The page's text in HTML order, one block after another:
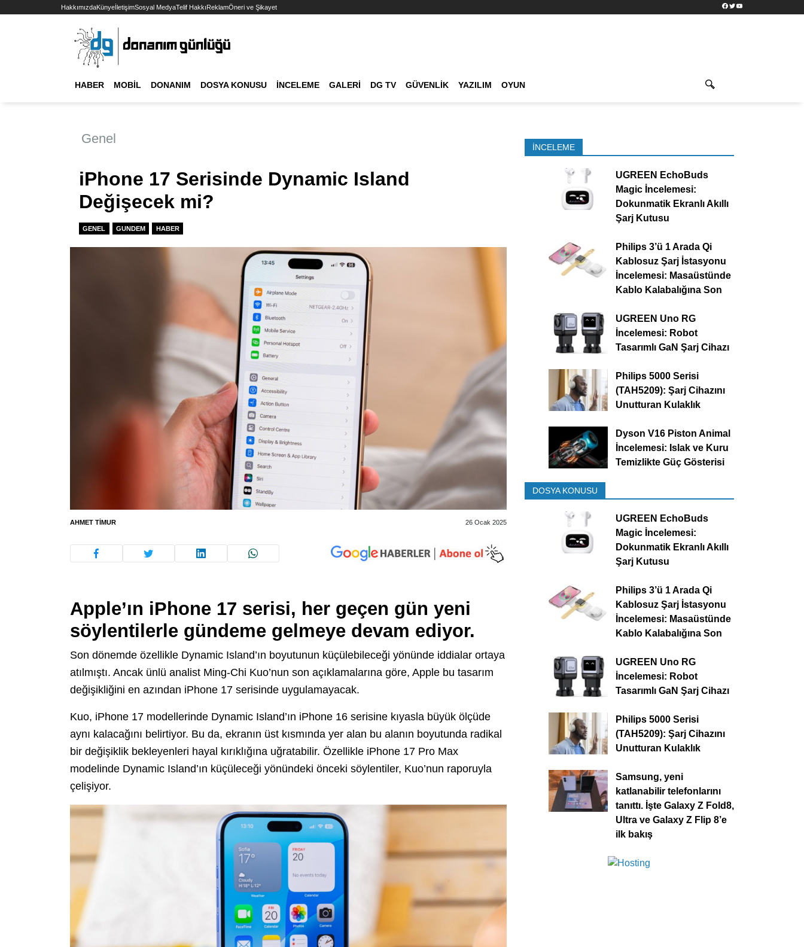
HakkımızdaKünyeİletişimSosyal MedyaTelif HakkıReklamÖneri ve Şikayet Facebook
TwitterYouTube
HABER MOBIL DONANIM DOSYA KONUSU İNCELEME GALERI DG TV GÜVENLIK YAZILIM OYUN
Genel
iPhone 17 Serisinde Dynamic Island
Değişecek mi?
GENEL GUNDEM HABER
AHMET TIMUR 26 Ocak 2025
Apple’ın iPhone 17 serisi, her geçen gün yeni
söylentilerle gündeme gelmeye devam ediyor.
Son dönemde özellikle Dynamic Island’ın boyutunun küçülebileceği yönünde iddialar ortaya
atılmıştı. Ancak ünlü analist Ming-Chi Kuo’nun son açıklamalarına göre, Apple bu tasarım
değişikliğini en azından iPhone 17 serisinde uygulamayacak.
Kuo, iPhone 17 modellerinde Dynamic Island’ın iPhone 16 serisine kıyasla büyük ölçüde
aynı kalacağını belirtiyor. Bu da, ekranın üst kısmında yer alan bu alanın boyutunda radikal
bir değişiklik bekleyenleri hayal kırıklığına uğratabilir. Özellikle iPhone 17 Pro Max
modelinde Dynamic Island’ın küçüleceği yönündeki önceki söylentiler, Kuo’nun raporuyla
çelişiyor.
İNCELEME
UGREEN EchoBuds
Magic İncelemesi:
Dokunmatik Ekranlı Akıllı
Şarj Kutusu
Philips 3’ü 1 Arada Qi
Kablosuz Şarj İstasyonu
İncelemesi: Masaüstünde
Kablo Kalabalığına Son
UGREEN Uno RG
İncelemesi: Robot
Tasarımlı GaN Şarj Cihazı
Philips 5000 Serisi
(TAH5209): Şarj Cihazını
Unutturan Kulaklık
Dyson V16 Piston Animal
İncelemesi: Islak ve Kuru
Temizlikte Güç Gösterisi
DOSYA KONUSU
UGREEN EchoBuds
Magic İncelemesi:
Dokunmatik Ekranlı Akıllı
Şarj Kutusu
Philips 3’ü 1 Arada Qi
Kablosuz Şarj İstasyonu
İncelemesi: Masaüstünde
Kablo Kalabalığına Son
UGREEN Uno RG
İncelemesi: Robot
Tasarımlı GaN Şarj Cihazı
Philips 5000 Serisi
(TAH5209): Şarj Cihazını
Unutturan Kulaklık
Samsung, yeni
katlanabilir telefonlarını
tanıttı. İşte Galaxy Z Fold8,
Ultra ve Galaxy Z Flip 8’e
ilk bakış